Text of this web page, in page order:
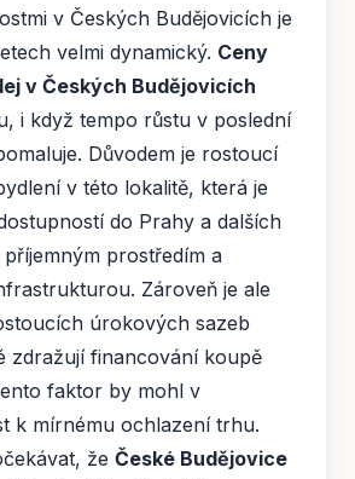
v Českých Budějovicích je
velmi dynamický. Ceny
v Českých Budějovicích
i když tempo růstu v poslední
Důvodem je rostoucí
v této lokalitě, která je
do Prahy a dalších
prostředím a
Zároveň je ale
úrokových sazeb
zdražují financování koupě
faktor by mohl v
k mírnému ochlazení trhu.
že České Budějovice